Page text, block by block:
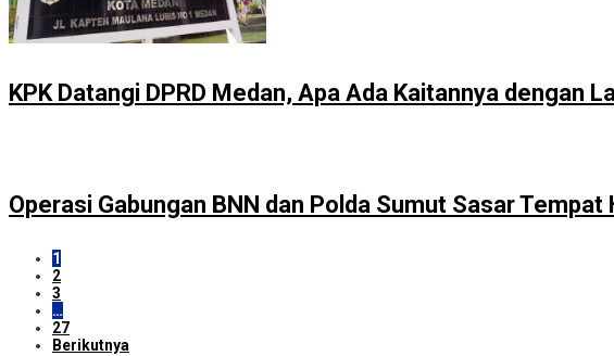
KPK Datangi DPRD Medan, Apa Ada Kaitannya dengan
Operasi Gabungan BNN dan Polda Sumut Sasar
1
2
3
…
27
Berikutnya